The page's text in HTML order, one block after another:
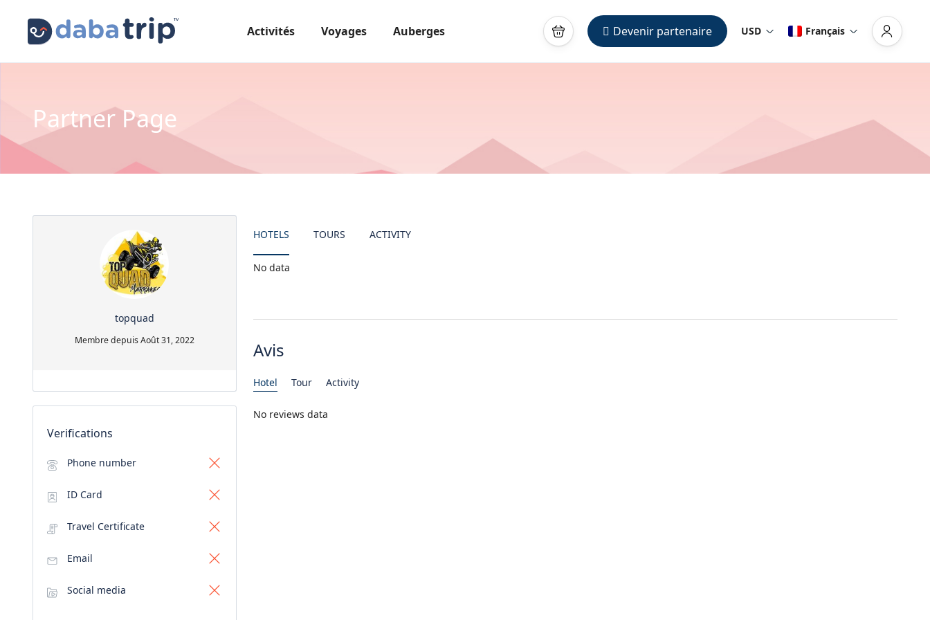
Activités Voyages Auberges Devenir partenaire USD Français
Partner Page
topquad
Membre depuis Août 31, 2022
Verifications
Phone number
ID Card
Travel Certificate
Email
Social media
HOTELS TOURS ACTIVITY
No data
Avis
Hotel Tour Activity
No reviews data